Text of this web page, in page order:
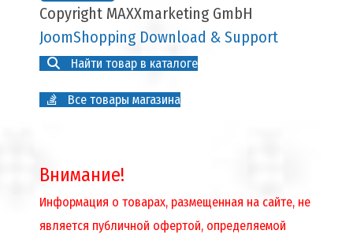
Copyright MAXXmarketing GmbH
JoomShopping Download & Support
Найти товар в каталоге
Все товары магазина
Внимание!
Информация о товарах, размещенная на сайте, не
является публичной офертой, определяемой